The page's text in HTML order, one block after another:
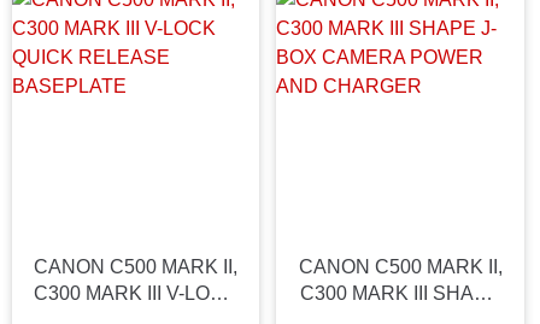
CANON C500 MARK II,
C300 MARK III V-LOCK
CANON C500 MARK II,
C300 MARK III SHAPE